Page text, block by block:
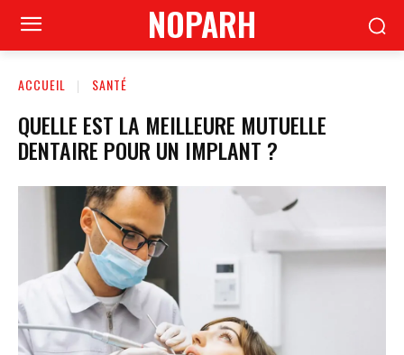
NOPARH
ACCUEIL SANTÉ
QUELLE EST LA MEILLEURE MUTUELLE
DENTAIRE POUR UN IMPLANT ?